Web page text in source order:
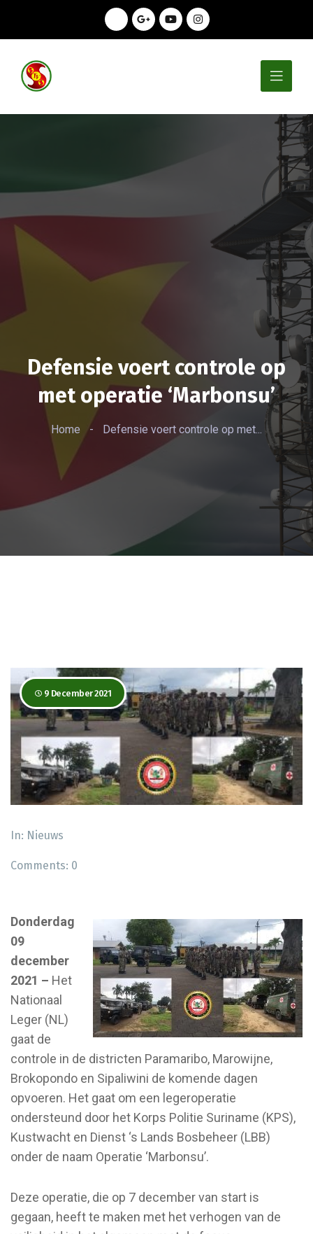
Defensie voert controle op
met operatie ‘Marbonsu’
Home - Defensie voert controle op met...
9 December 2021
In: Nieuws
Comments: 0
Donderdag
09
december
2021 – Het
Nationaal
Leger (NL)
gaat de
controle in de districten Paramaribo, Marowijne,
Brokopondo en Sipaliwini de komende dagen
opvoeren. Het gaat om een legeroperatie
ondersteund door het Korps Politie Suriname (KPS),
Kustwacht en Dienst ‘s Lands Bosbeheer (LBB)
onder de naam Operatie ‘Marbonsu’.
Deze operatie, die op 7 december van start is
gegaan, heeft te maken met het verhogen van de